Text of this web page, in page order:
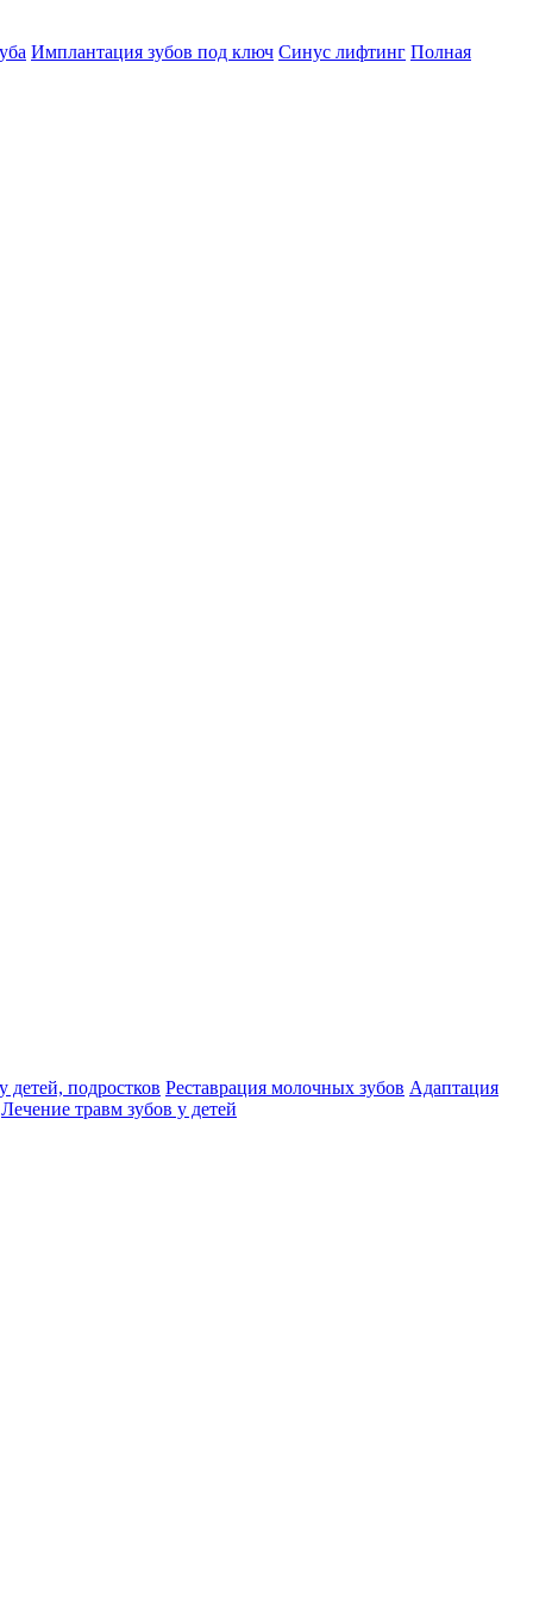
Имплантация зубов под ключ Синус лифтинг Полная
детей, подростков Реставрация молочных зубов Адаптация
Лечение травм зубов у детей